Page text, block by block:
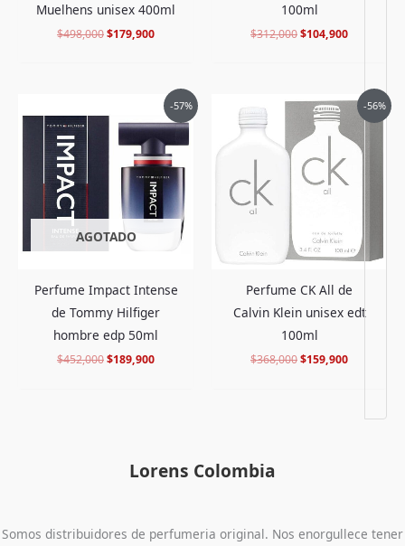
Muelhens unisex 400ml
$498,000$179,900
100ml
$312,000$104,900
-57%
AGOTADO
Perfume Impact Intense
de Tommy Hilfiger
hombre edp 50ml
$452,000
precio
original
era:
$452,000.
$189,900
precio
actual
es:
$189,900.
-56%
Perfume CK All de
Calvin Klein unisex edt
100ml
$368,000
El
precio
original
era:
$368,000.
$159,900
El
precio
es:
$159,900.
Lorens Colombia
Somos distribuidores de perfumeria original. Nos enorgullece tener